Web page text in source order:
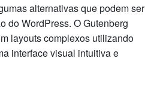
alternativas que podem ser
do WordPress. O Gutenberg
layouts complexos utilizando
interface visual intuitiva e